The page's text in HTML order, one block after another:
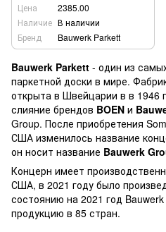
Цена
2385.00
Наличие В наличии
Бренд
Bauwerk Parkett
Bauwerk Parkett - один из
паркетной доски в мире.
открыта в Швейцарии в в 1946
слияние брендов BOEN и
Group. После приобретения
США изменилось название
он носит название Bauwerk
Концерн имеет
США, в 2021 году было
состоянию на 2021 год
продукцию в 85 стран.